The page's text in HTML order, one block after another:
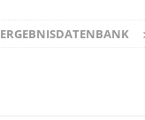
ERGEBNISDATENBANK